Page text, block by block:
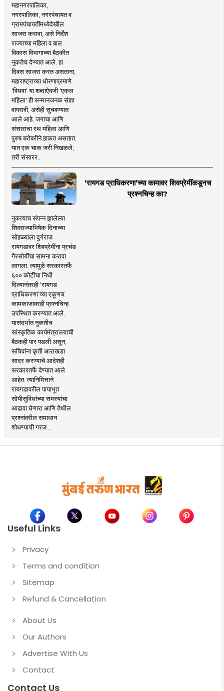
महानगरपालिका,
नगरपालिका, नगरपंचायत व
ग्रामपंचायतींमध्येदेखील
साजरा करावा, असे निर्देश
राज्याच्या महिला व बाल
विकास विभागाच्या बैठकीत
नुकतेच देण्यात आले. हा
दिवस साजरा करत असताना,
महाराष्ट्राच्या धोरणाप्रमाणे
'विधवा' या शब्दाऐवजी 'एकल
महिला' ही सन्मानजनक संज्ञा
वापरावी, असेही सुचवण्यात
आले आहे. जगाचा आणि
संसाराचा रथ महिला आणि
पुरुष बरोबरीने हाकत असतात.
यात एक चाक जरी निखळले,
तरी संसारर..
‘रायगड प्राधिकरणा’च्या कामावर शिवप्रेमींकडूनच
प्रश्नचिन्ह का?
नुकत्याच संपन्न झालेल्या
शिवराज्याभिषेक दिनाच्या
सोहळ्याला दुर्गराज
रायगडावर शिवप्रेमींना प्रचंड
गैरसोयींचा सामना करावा
लागला. त्यामुळे सरकारतर्फे
६०० कोटींचा निधी
दिल्यानंतरही ‘रायगड
प्राधिकरणा’च्या एकूणच
कामकाजावरही प्रश्नचिन्ह
उपस्थित करण्यात आले.
यासंदर्भात नुकतीच
सांस्कृतिक कार्यमंत्रालयाची
बैठकही पार पडली असून,
सचिवांना कृती आराखडा
सादर करण्याचे आदेशही
सरकारतर्फे देण्यात आले
आहेत. त्यानिमित्ताने
रायगडावरील पायाभूत
सोयीसुविधांच्या समस्यांचा
आढावा घेणारा आणि तेथील
प्रश्नांवरील समाधान
शोधण्याची गरज ..
Useful Links
Privacy
Terms and condition
Sitemap
Refund & Cancellation
About Us
Our Authors
Advertise With Us
Contact
Contact Us